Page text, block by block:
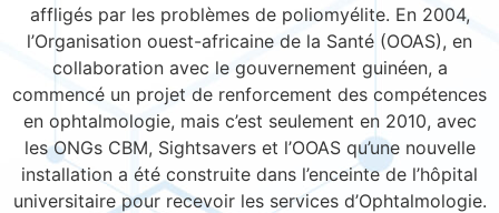
affligés par les problèmes de poliomyélite. En 2004,
l’Organisation ouest-africaine de la Santé (OOAS), en
collaboration avec le gouvernement guinéen, a
commencé un projet de renforcement des compétences
en ophtalmologie, mais c’est seulement en 2010, avec
les ONGs CBM, Sightsavers et l’OOAS qu’une nouvelle
installation a été construite dans l’enceinte de l’hôpital
universitaire pour recevoir les services d’Ophtalmologie.